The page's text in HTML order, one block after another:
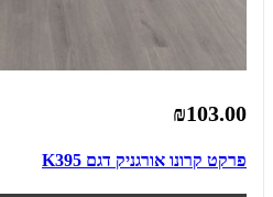
₪103.00
פרקט קרונו אורגניק דגם K395